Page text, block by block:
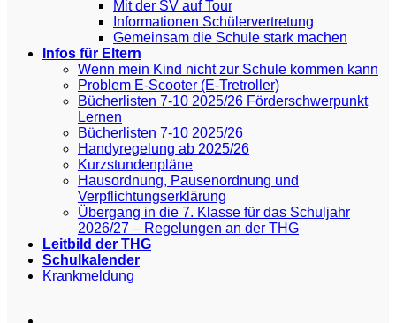
Mit der SV auf Tour
Informationen Schülervertretung
Gemeinsam die Schule stark machen
Infos für Eltern
Wenn mein Kind nicht zur Schule kommen kann
Problem E-Scooter (E-Tretroller)
Bücherlisten 7-10 2025/26 Förderschwerpunkt
Lernen
Bücherlisten 7-10 2025/26
Handyregelung ab 2025/26
Kurzstundenpläne
Hausordnung, Pausenordnung und
Verpflichtungserklärung
Übergang in die 7. Klasse für das Schuljahr
2026/27 – Regelungen an der THG
Leitbild der THG
Schulkalender
Krankmeldung